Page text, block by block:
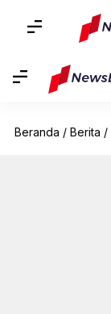
Beranda / Berita /